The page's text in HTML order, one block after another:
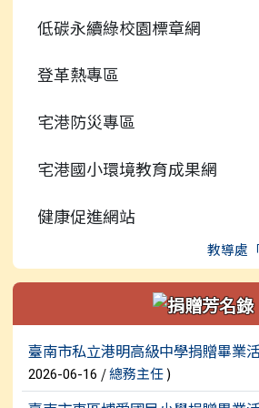
檔案下載
行事曆
低碳永續綠校園標章網
登革熱專區
宅港防災專區
宅港國小環境教育成果網
健康促進網站
教導處
新聞列表
臺南市私立港明高級中學捐贈畢業
2026-06-16 /總務主任)